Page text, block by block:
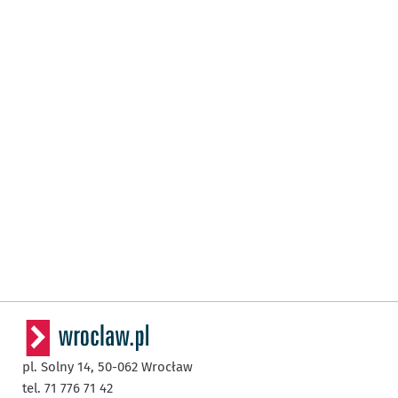
pl. Solny 14, 50-062 Wrocław
tel. 71 776 71 42